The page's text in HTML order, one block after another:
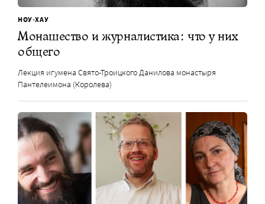
НОУ-ХАУ
Монашество и журналистика: что у них
общего
Лекция игумена Свято-Троицкого Данилова монастыря
Пантелеимона (Королева)